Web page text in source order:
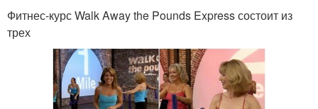
Фитнес-курс Walk Away the Pounds Express состоит из
трех